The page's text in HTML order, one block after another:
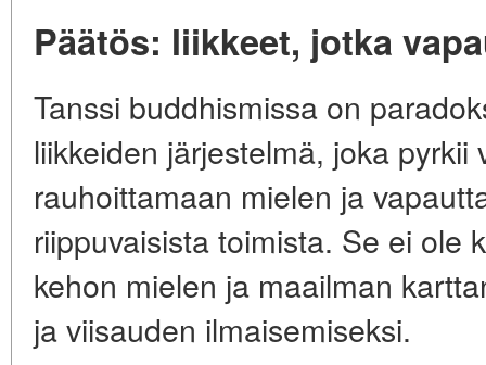
Päätös: liikkeet, jotka
Tanssi buddhismissa on
liikkeiden järjestelmä, joka pyrkii
rauhoittamaan mielen ja
riippuvaisista toimista. Se ei ole
kehon mielen ja maailman
ja viisauden ilmaisemiseksi.